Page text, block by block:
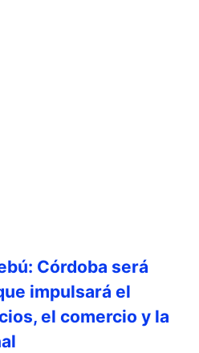
Córdoba será
impulsará el
el comercio y la